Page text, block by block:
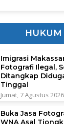
HUKUM
Imigrasi
Fotografi Ilegal,
Ditangkap
Tinggal
Jumat, 7 Agustus
Buka Jasa
WNA Asal